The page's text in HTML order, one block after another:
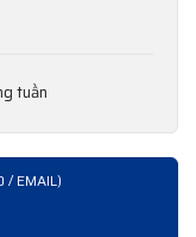
tuần
/ EMAIL)